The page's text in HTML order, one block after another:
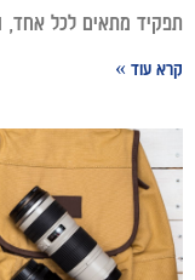
תפקיד מתאים לכל אחד,
קרא עוד »